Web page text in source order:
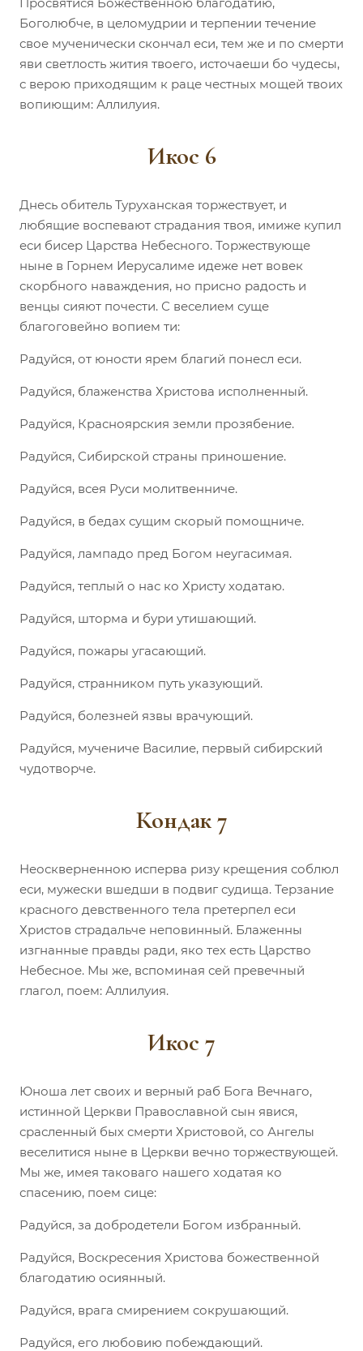
Боголюбче, в целомудрии и терпении течение
свое мученически скончал еси, тем же и по смерти
яви светлость жития твоего, источаеши бо чудесы,
с верою приходящим к раце честных мощей твоих
вопиющим: Аллилуия.
Икос 6
Днесь обитель Туруханская торжествует, и
любящие воспевают страдания твоя, имиже купил
еси бисер Царства Небесного. Торжествующе
ныне в Горнем Иерусалиме идеже нет вовек
скорбного наваждения, но присно радость и
венцы сияют почести. С веселием суще
благоговейно вопием ти:
Радуйся, от юности ярем благий понесл еси.
Радуйся, блаженства Христова исполненный.
Радуйся, Красноярския земли прозябение.
Радуйся, Сибирской страны приношение.
Радуйся, всея Руси молитвенниче.
Радуйся, в бедах сущим скорый помощниче.
Радуйся, лампадо пред Богом неугасимая.
Радуйся, теплый о нас ко Христу ходатаю.
Радуйся, шторма и бури утишающий.
Радуйся, пожары угасающий.
Радуйся, странником путь указующий.
Радуйся, болезней язвы врачующий.
Радуйся, мучениче Василие, первый сибирский
чудотворче.
Кондак 7
Неоскверненною исперва ризу крещения соблюл
еси, мужески вшедши в подвиг судища. Терзание
красного девственного тела претерпел еси
Христов страдальче неповинный. Блаженны
изгнанные правды ради, яко тех есть Царство
Небесное. Мы же, вспоминая сей превечный
глагол, поем: Аллилуия.
Икос 7
Юноша лет своих и верный раб Бога Вечнаго,
истинной Церкви Православной сын явися,
срасленный бых смерти Христовой, со Ангелы
веселитися ныне в Церкви вечно торжествующей.
Мы же, имея таковаго нашего ходатая ко
спасению, поем сице:
Радуйся, за добродетели Богом избранный.
Радуйся, Воскресения Христова божественной
благодатию осиянный.
Радуйся, врага смирением сокрушающий.
Радуйся, его любовию побеждающий.